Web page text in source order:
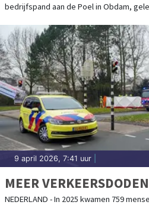
bedrijfspand aan de Poel in Obdam,
9 april 2026, 7:41 uur
MEER
NEDERLAND - In 2025 kwamen 759